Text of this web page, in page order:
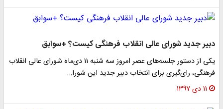
دبیر جدید شورای عالی انقلاب فرهنگی کیست؟ +سوابق
یکی از دستور جلسه‌های عصر امروز سه شنبه ۱۱ دی‌ماه شورای عالی انقلاب
فرهنگی، رای‌گیری برای انتخاب دبیر جدید این شورا…
۱۱ دی ۱۳۹۷